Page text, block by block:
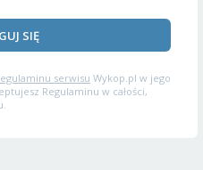
SIĘ
serwisu Wykop.pl w jego
Regulaminu w całości,